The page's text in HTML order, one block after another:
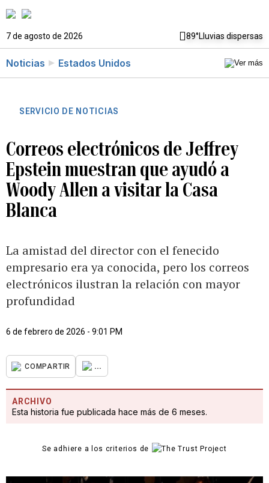
7 de agosto de 2026 89°Lluvias dispersas
Noticias Estados Unidos
SERVICIO DE NOTICIAS
Correos electrónicos de Jeffrey
Epstein muestran que ayudó a
Woody Allen a visitar la Casa
Blanca
La amistad del director con el fenecido
empresario era ya conocida, pero los correos
electrónicos ilustran la relación con mayor
profundidad
6 de febrero de 2026 - 9:01 PM
COMPARTIR ...
ARCHIVO
Esta historia fue publicada hace más de 6 meses.
Se adhiere a los criterios de